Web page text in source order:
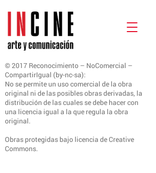
© 2017 Reconocimiento – NoComercial –
CompartirIgual (by-nc-sa):
No se permite un uso comercial de la obra
original ni de las posibles obras derivadas, la
distribución de las cuales se debe hacer con
una licencia igual a la que regula la obra
original.
Obras protegidas bajo licencia de Creative
Commons.